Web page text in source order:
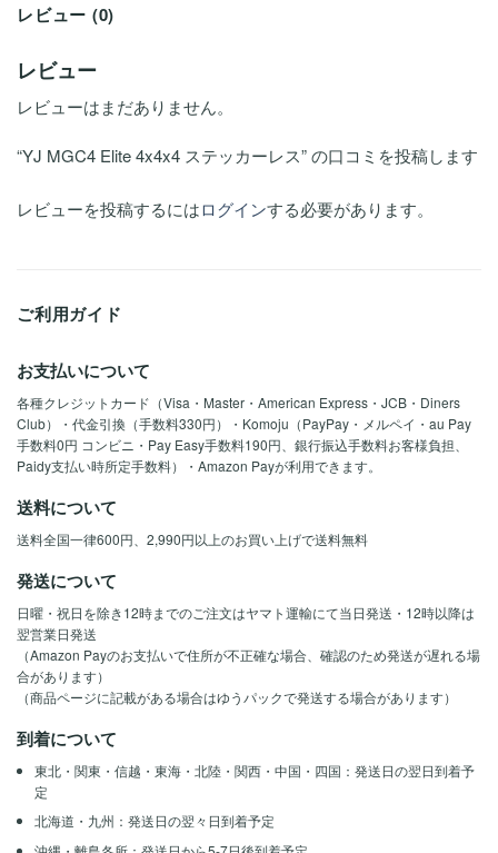
レビュー (0)
レビュー
レビューはまだありません。
“YJ MGC4 Elite 4x4x4 ステッカーレス” の口コミを投稿します
レビューを投稿するにはログインする必要があります。
ご利用ガイド
お支払いについて
各種クレジットカード（Visa・Master・American Express・JCB・Diners
Club）・代金引換（手数料330円）・Komoju（PayPay・メルペイ・au Pay
手数料0円 コンビニ・Pay Easy手数料190円、銀行振込手数料お客様負担、
Paidy支払い時所定手数料）・Amazon Payが利用できます。
送料について
送料全国一律600円、2,990円以上のお買い上げで送料無料
発送について
日曜・祝日を除き12時までのご注文はヤマト運輸にて当日発送・12時以降は
翌営業日発送
（Amazon Payのお支払いで住所が不正確な場合、確認のため発送が遅れる場
合があります）
（商品ページに記載がある場合はゆうパックで発送する場合があります）
到着について
東北・関東・信越・東海・北陸・関西・中国・四国：発送日の翌日到着予
定
北海道・九州：発送日の翌々日到着予定